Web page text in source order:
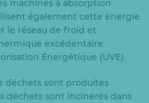
machines à absorption
également cette énergie
le réseau de froid et
excédentaire
Énergétique (UVE).
déchets sont produites
déchets sont incinérés dans